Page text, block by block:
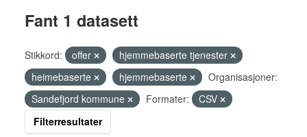
Fant 1 datasett
Stikkord: offer
hjemmebaserte tjenester
heimebaserte
hjemmebaserte
Organisasjoner:
Sandefjord kommune
Formater:
CSV
Filterresultater